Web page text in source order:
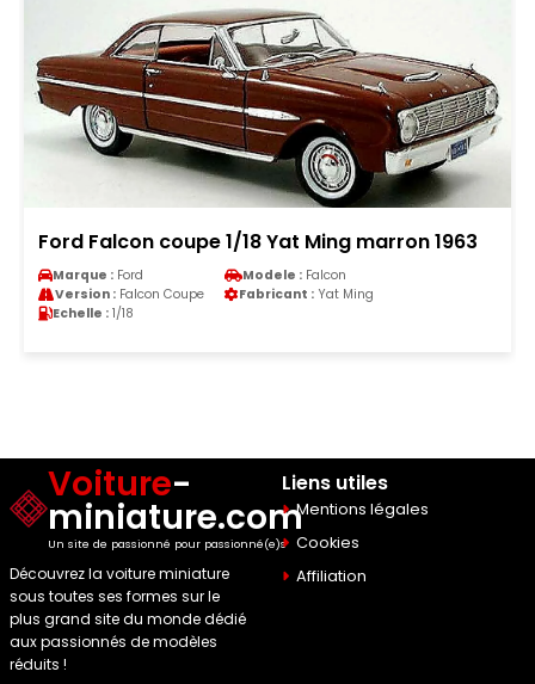
Ford Falcon coupe 1/18 Yat Ming marron 1963
Marque : Ford Modele : Falcon
Version : Falcon Coupe Fabricant : Yat Ming
Echelle : 1/18
Voiture-
miniature.com
Un site de passionné pour passionné(e)s
Découvrez la voiture miniature
sous toutes ses formes sur le
plus grand site du monde dédié
aux passionnés de modèles
réduits !
Liens utiles
Mentions légales
Cookies
Affiliation